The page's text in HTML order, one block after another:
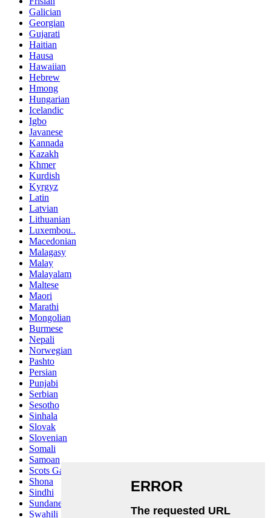
Galician
Georgian
Gujarati
Haitian
Hausa
Hawaiian
Hebrew
Hmong
Hungarian
Icelandic
Igbo
Javanese
Kannada
Kazakh
Khmer
Kurdish
Kyrgyz
Latin
Latvian
Lithuanian
Luxembou..
Macedonian
Malagasy
Malay
Malayalam
Maltese
Maori
Marathi
Mongolian
Burmese
Nepali
Norwegian
Pashto
Persian
Punjabi
Serbian
Sesotho
Sinhala
Slovak
Slovenian
Somali
Samoan
Scots Gaelic
Shona
Sindhi
Sundanese
Swahili